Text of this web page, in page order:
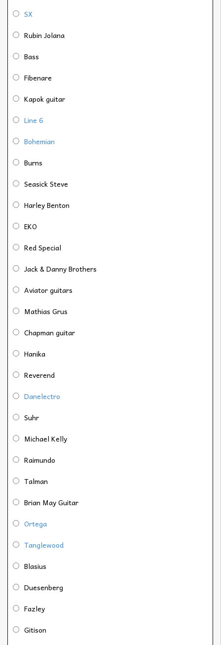
SX
Rubin Jolana
Bass
Fibenare
Kapok guitar
Line 6
Bohemian
Burns
Seasick Steve
Harley Benton
EKO
Red Special
Jack & Danny Brothers
Aviator guitars
Mathias Grus
Chapman guitar
Hanika
Reverend
Danelectro
Suhr
Michael Kelly
Raimundo
Talman
Brian May Guitar
Ortega
Tanglewood
Blasius
Duesenberg
Fazley
Gitison